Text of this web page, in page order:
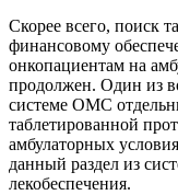
Скорее всего, поиск
финансовому
онкопациентам на
продолжен. Один из
системе ОМС
таблетированной
амбулаторных
данный раздел из
лекобеспечения.